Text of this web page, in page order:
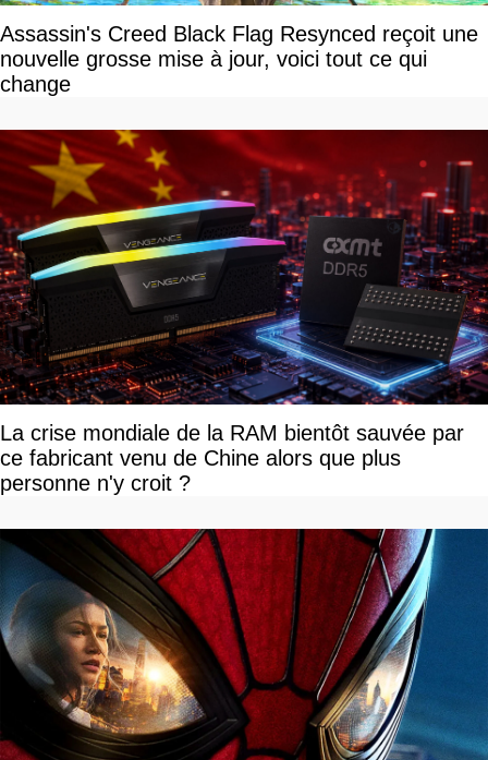
Assassin's Creed Black Flag Resynced reçoit une
nouvelle grosse mise à jour, voici tout ce qui
change
La crise mondiale de la RAM bientôt sauvée par
ce fabricant venu de Chine alors que plus
personne n'y croit ?